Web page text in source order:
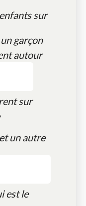
enfants sur
garçon
autour
sur
et un autre
est le